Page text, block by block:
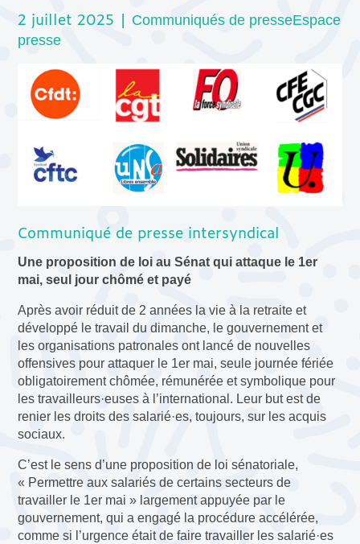
2 juillet 2025 | Communiqués de presseEspace
presse
Communiqué de presse intersyndical
Une proposition de loi au Sénat qui attaque le 1er
mai, seul jour chômé et payé
Après avoir réduit de 2 années la vie à la retraite et
développé le travail du dimanche, le gouvernement et
les organisations patronales ont lancé de nouvelles
offensives pour attaquer le 1er mai, seule journée fériée
obligatoirement chômée, rémunérée et symbolique pour
les travailleurs·euses à l’international. Leur but est de
renier les droits des salarié·es, toujours, sur les acquis
sociaux.
C’est le sens d’une proposition de loi sénatoriale,
« Permettre aux salariés de certains secteurs de
travailler le 1er mai » largement appuyée par le
gouvernement, qui a engagé la procédure accélérée,
comme si l’urgence était de faire travailler les salarié·es